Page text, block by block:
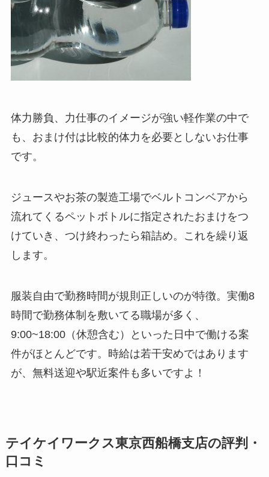
体力勝負、力仕事のイメージが強い軽作業の中で
も、おまけ付は比較的体力を必要としないお仕事
です。
ジュースやお茶の製造工場でベルトコンベアから
流れてくるペットボトルに指定されたおまけをつ
けていき、つけ終わったら箱詰め。これを繰り返
します。
服装自由で勤務時間が規則正しいのが特徴。実働8
時間で勤務体制を敷いてる職場が多く、
9:00~18:00（休憩含む）といった日中で働ける案
件がほとんどです。時給は若干安めではあります
が、無料送迎や駅近案件も多いですよ！
テイケイワークス東京西船橋支店の評判・
口コミ